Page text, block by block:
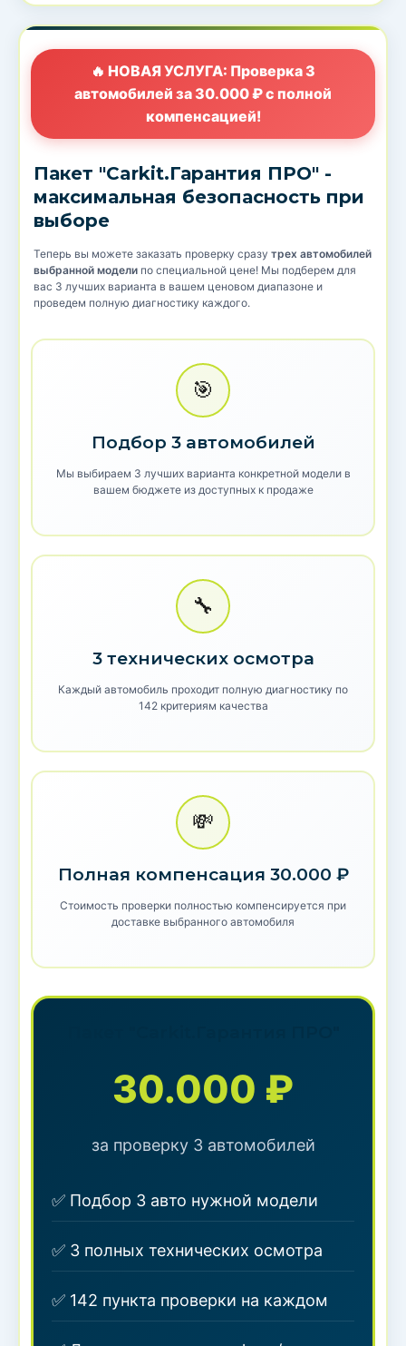
🔥 НОВАЯ УСЛУГА: Проверка 3
автомобилей за 30.000 ₽ с полной
компенсацией!
Пакет "Carkit.Гарантия ПРО" -
максимальная безопасность при
выборе
Теперь вы можете заказать проверку сразу трех автомобилей
выбранной модели по специальной цене! Мы подберем для
вас 3 лучших варианта в вашем ценовом диапазоне и
проведем полную диагностику каждого.
🎯
Подбор 3 автомобилей
Мы выбираем 3 лучших варианта конкретной модели в
вашем бюджете из доступных к продаже
🔧
3 технических осмотра
Каждый автомобиль проходит полную диагностику по
142 критериям качества
💸
Полная компенсация 30.000 ₽
Стоимость проверки полностью компенсируется при
доставке выбранного автомобиля
30.000 ₽
за проверку 3 автомобилей
✅ Подбор 3 авто нужной модели
✅ 3 полных технических осмотра
✅ 142 пункта проверки на каждом